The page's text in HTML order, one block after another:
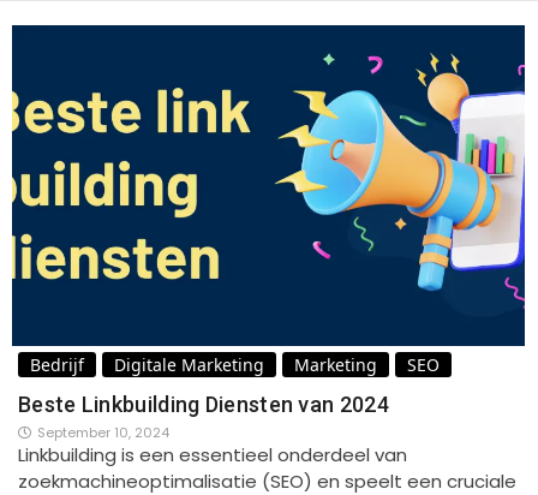
Bedrijf Digitale Marketing Marketing SEO
Beste Linkbuilding Diensten van 2024
September 10, 2024
Linkbuilding is een essentieel onderdeel van
zoekmachineoptimalisatie (SEO) en speelt een cruciale